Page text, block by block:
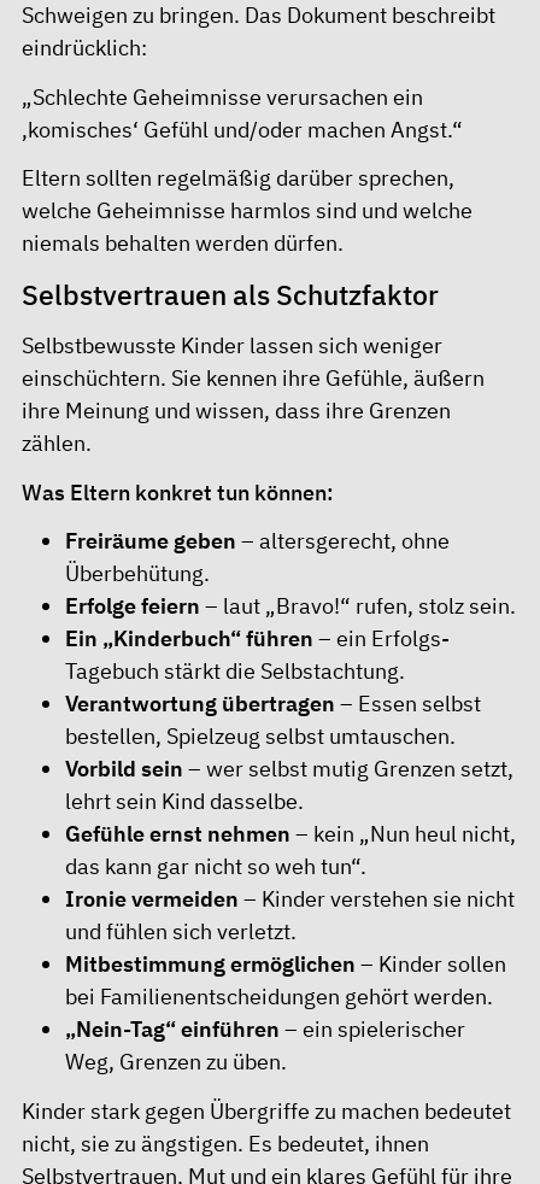
Schweigen zu bringen. Das Dokument beschreibt
eindrücklich:
„Schlechte Geheimnisse verursachen ein
‚komisches‘ Gefühl und/oder machen Angst.“
Eltern sollten regelmäßig darüber sprechen,
welche Geheimnisse harmlos sind und welche
niemals behalten werden dürfen.
Selbstvertrauen als Schutzfaktor
Selbstbewusste Kinder lassen sich weniger
einschüchtern. Sie kennen ihre Gefühle, äußern
ihre Meinung und wissen, dass ihre Grenzen
zählen.
Was Eltern konkret tun können:
Freiräume geben – altersgerecht, ohne
Überbehütung.
Erfolge feiern – laut „Bravo!“ rufen, stolz sein.
Ein „Kinderbuch“ führen – ein Erfolgs-
Tagebuch stärkt die Selbstachtung.
Verantwortung übertragen – Essen selbst
bestellen, Spielzeug selbst umtauschen.
Vorbild sein – wer selbst mutig Grenzen setzt,
lehrt sein Kind dasselbe.
Gefühle ernst nehmen – kein „Nun heul nicht,
das kann gar nicht so weh tun“.
Ironie vermeiden – Kinder verstehen sie nicht
und fühlen sich verletzt.
Mitbestimmung ermöglichen – Kinder sollen
bei Familienentscheidungen gehört werden.
„Nein-Tag“ einführen – ein spielerischer
Weg, Grenzen zu üben.
Kinder stark gegen Übergriffe zu machen bedeutet
nicht, sie zu ängstigen. Es bedeutet, ihnen
Selbstvertrauen, Mut und ein klares Gefühl für ihre